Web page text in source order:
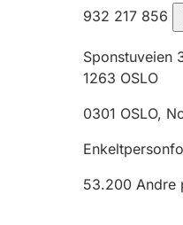
932 217 856
Sponstuveien
1263 OSLO
0301 OSLO,
53.200 Andre